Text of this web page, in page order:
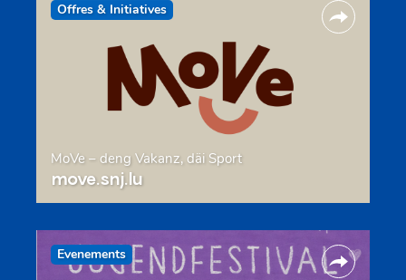
Offres & Initiatives
MoVe – deng Vakanz, däi Sport
move.snj.lu
Evenements